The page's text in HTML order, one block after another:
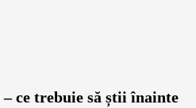
ce trebuie să știi înainte